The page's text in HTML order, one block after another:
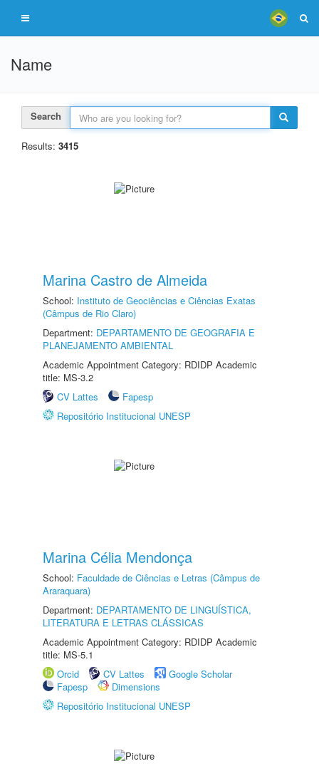
Name
Search
Results: 3415
Marina Castro de Almeida
School: Instituto de Geociências e Ciências Exatas
(Câmpus de Rio Claro)
Department: DEPARTAMENTO DE GEOGRAFIA E
PLANEJAMENTO AMBIENTAL
Academic Appointment Category: RDIDP Academic
title: MS-3.2
CV Lattes
Fapesp
Repositório Institucional UNESP
Marina Célia Mendonça
School: Faculdade de Ciências e Letras (Câmpus de
Araraquara)
Department: DEPARTAMENTO DE LINGUÍSTICA,
LITERATURA E LETRAS CLÁSSICAS
Academic Appointment Category: RDIDP Academic
title: MS-5.1
Orcid
CV Lattes
Google Scholar
Fapesp
Dimensions
Repositório Institucional UNESP